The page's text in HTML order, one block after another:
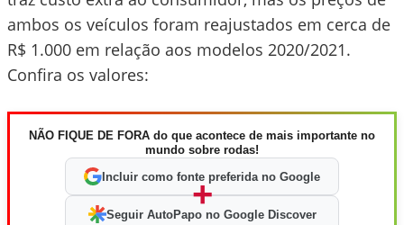
ambos os veículos foram reajustados em cerca de
R$ 1.000 em relação aos modelos 2020/2021.
Confira os valores:
NÃO FIQUE DE FORA do que acontece de mais importante no
mundo sobre rodas!
Incluir como fonte preferida no Google
+
Seguir AutoPapo no Google Discover